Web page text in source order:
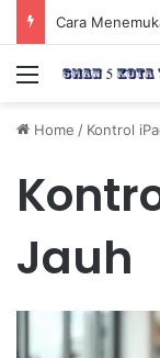
Menu
Home / Kontrol
Jauh